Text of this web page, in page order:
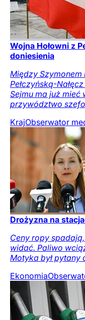
Wojna Hołowni z
doniesienia
Między Szymonem
Pełczyńską-
Sejmu ma już
przywództwo
KrajObserwator
Drożyzna na
Ceny ropy
widać. Paliwo
Motyka był pytany
Ekonomia